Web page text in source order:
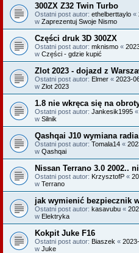
300ZX Z32 Twin Turbo
Ostatni post autor: ethelberttaylo «
w Zaprezentuj Swoje Nismo
Części druk 3D 300ZX
Ostatni post autor: mknismo «
w Części - gdzie kupić
Zlot 2023 - dojazd z
Ostatni post autor: Elmer « 2023-
w Zlot 2023
1.8 nie wkręca się na
Ostatni post autor: Jankesik1995 «
w Silnik
Qashqai J10 wymiana radia
Ostatni post autor: Tomala14 «
w Qashqai
Nissan Terrano 3.0 2002..
Ostatni post autor: KrzysztofP «
w Terrano
jak wymienić bezpiecznik
Ostatni post autor: kasavubu «
w Elektryka
Kokpit Juke F16
Ostatni post autor: Biaszek «
w Juke